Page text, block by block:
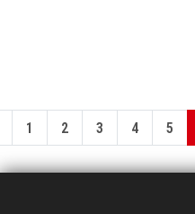
1 2 3 4 5